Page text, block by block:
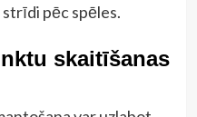
pēc spēles.
skaitīšanas